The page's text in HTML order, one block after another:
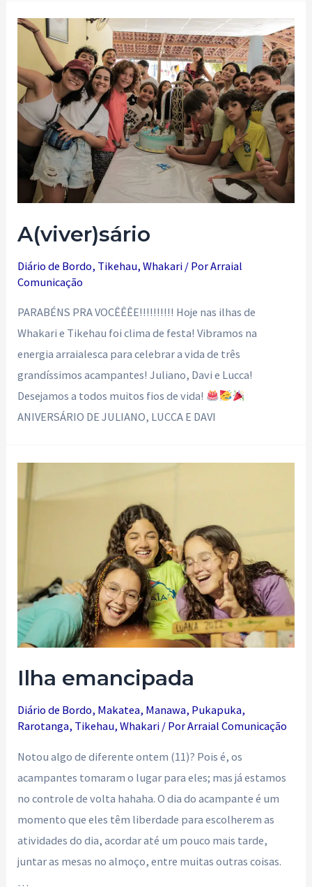
A(viver)sário
Diário de Bordo, Tikehau,Whakari / PorArraial
Comunicação
PARABÉNS PRA VOCÊÊÊE!!!!!!!!!! Hoje nas ilhas de
Whakari e Tikehau foi clima de festa! Vibramos na
energia arraialesca para celebrar a vida de três
grandíssimos acampantes! Juliano, Davi e Lucca!
Desejamos a todos muitos fios de vida!
ANIVERSÁRIO DE JULIANO, LUCCA E DAVI
Ilha emancipada
Diário de Bordo, Makatea, Manawa, Pukapuka,
Rarotanga, Tikehau,Whakari / PorArraial Comunicação
Notou algo de diferente ontem (11)? Pois é, os
acampantes tomaram o lugar para eles; mas já estamos
no controle de volta hahaha. O dia do acampante é um
momento que eles têm liberdade para escolherem as
atividades do dia, acordar até um pouco mais tarde,
juntar as mesas no almoço, entre muitas outras coisas.
…